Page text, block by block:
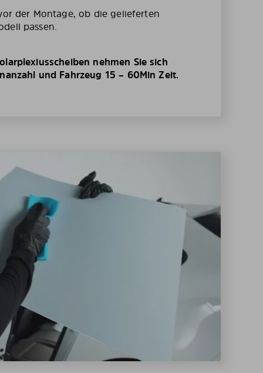
der Montage, ob die gelieferten
passen.
nehmen Sie sich
und Fahrzeug 15 – 60Min Zeit.